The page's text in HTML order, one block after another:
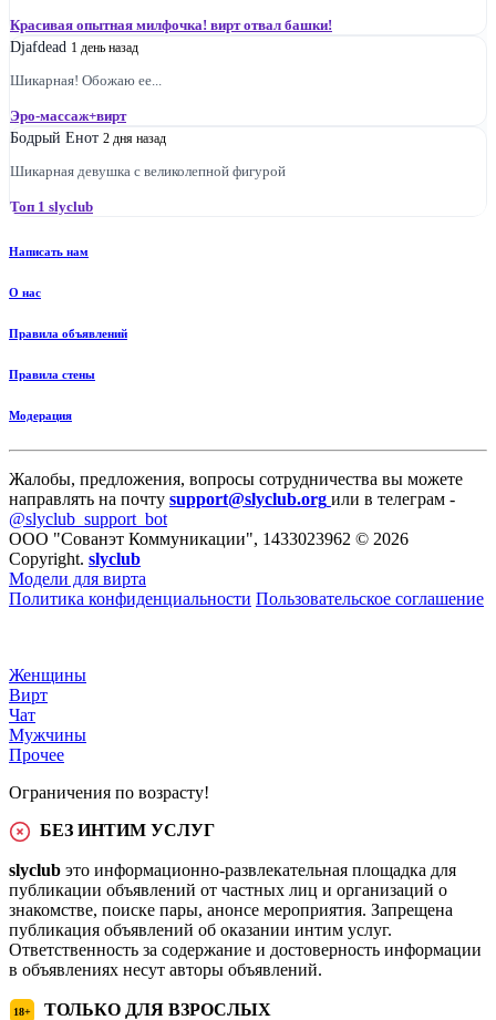
Красивая опытная милфочка! вирт отвал башки!
Djafdead 1 день назад
Шикарная! Обожаю ее...
Эро-массаж+вирт
Бодрый Енот 2 дня назад
Шикарная девушка с великолепной фигурой
Топ 1 slyclub
Написать нам
О нас
Правила объявлений
Правила стены
Модерация
Жалобы, предложения, вопросы сотрудничества вы можете
направлять на почту support@slyclub.org или в телеграм -
@slyclub_support_bot
ООО "Сованэт Коммуникации", 1433023962 © 2026
Copyright. slyclub
Модели для вирта
Политика конфиденциальности Пользовательское соглашение
Женщины
Вирт
Чат
Мужчины
Прочее
Ограничения по возрасту!
БЕЗ ИНТИМ УСЛУГ
slyclub это информационно-развлекательная площадка для
публикации объявлений от частных лиц и организаций о
знакомстве, поиске пары, анонсе мероприятия. Запрещена
публикация объявлений об оказании интим услуг.
Ответственность за содержание и достоверность информации
в объявлениях несут авторы объявлений.
18+ ТОЛЬКО ДЛЯ ВЗРОСЛЫХ